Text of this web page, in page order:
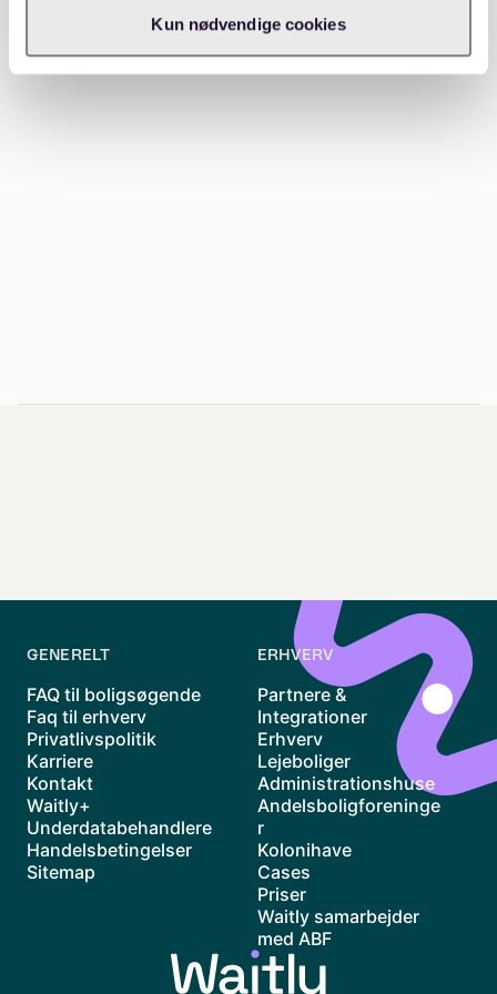
Kun nødvendige cookies
GENERELT
FAQ til boligsøgende
Faq til erhverv
Privatlivspolitik
Karriere
Kontakt
Waitly+
Underdatabehandlere
Handelsbetingelser
Sitemap
ERHVERV
Partnere &
Integrationer
Erhverv
Lejeboliger
Administrationshuse
Andelsboligforeninge
r
Kolonihave
Cases
Priser
Waitly samarbejder
med ABF